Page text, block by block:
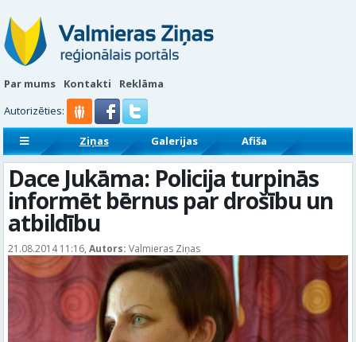
Par mums Kontakti
Reklāma
Autorizēties:
Ziņas Galerijas
Afiša
Sludinājumi
Reklāmraksti
Dace Jukāma: Policija turpinās
informēt bērnus par drošību un
atbildību
21.08.2014 11:16, Autors: Valmieras Ziņas